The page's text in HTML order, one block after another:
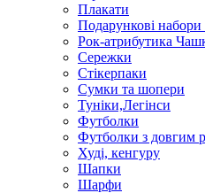
Плакати
Подарункові набори
Рок-атрибутика
Сережки
Стікерпаки
Сумки та шопери
Туніки,Легінси
Футболки
Футболки з довгим
Худі, кенгуру
Шапки
Шарфи